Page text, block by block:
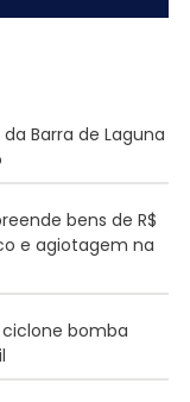
Barra de Laguna
bens de R$
e agiotagem na
bomba